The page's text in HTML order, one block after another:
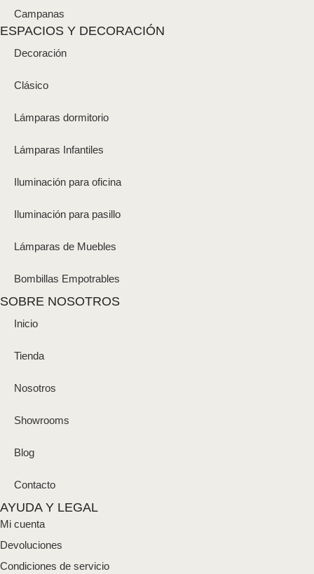
Campanas
ESPACIOS Y DECORACIÓN
Decoración
Clásico
Lámparas dormitorio
Lámparas Infantiles
Iluminación para oficina
Iluminación para pasillo
Lámparas de Muebles
Bombillas Empotrables
SOBRE NOSOTROS
Inicio
Tienda
Nosotros
Showrooms
Blog
Contacto
AYUDA Y LEGAL
Mi cuenta
Devoluciones
Condiciones de servicio